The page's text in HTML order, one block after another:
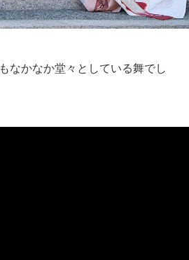
もなかなか堂々としている舞でし